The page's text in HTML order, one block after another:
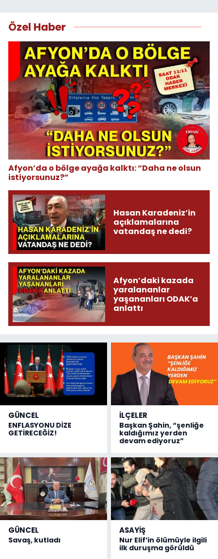
Özel Haber
Afyon’da o bölge ayağa kalktı: “Daha ne olsun
istiyorsunuz?”
Hasan Karadeniz’in
açıklamalarına
vatandaş ne dedi?
Afyon’daki kazada
yaralananlar
yaşananları ODAK’a
anlattı
GÜNCEL
ENFLASYONU DİZE
GETİRECEĞİZ!
İLÇELER
Başkan Şahin, “şenliğe
kaldığımız yerden
devam ediyoruz”
GÜNCEL
Savaş, kutladı
ASAYİŞ
Nur Elif’in ölümüyle ilgili
ilk duruşma görüldü